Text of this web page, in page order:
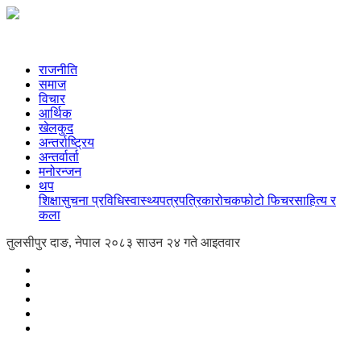
राजनीति
समाज
विचार
आर्थिक
खेलकुद
अन्तर्राष्ट्रिय
अन्तर्वार्ता
मनोरन्जन
थप
शिक्षासुचना प्रविधिस्वास्थ्यपत्रपत्रिकारोचकफोटो फिचरसाहित्य र
कला
तुलसीपुर दाङ, नेपाल २०८३ साउन २४ गते आइतवार